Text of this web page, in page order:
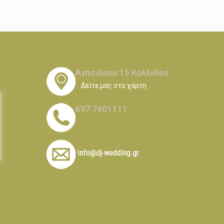
Αγησιλάου 15 Καλλιθέα
Δείτε μας στο χάρτη
697 7601111